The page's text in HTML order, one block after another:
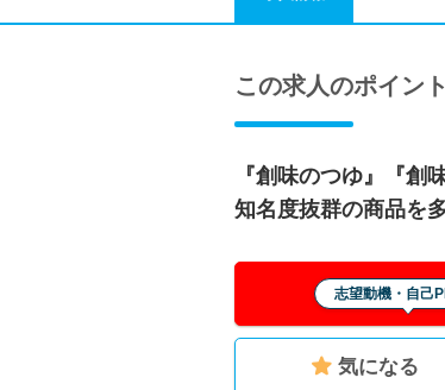
この求人のポイント
『創味のつゆ』『創
知名度抜群の商品を
志望動機・自己
気になる